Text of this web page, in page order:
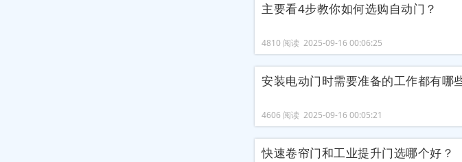
主要看4步教你如何选购自动门？
4810 阅读 2025-09-16 00:06:25
安装电动门时需要准备的工作都有哪
4606 阅读 2025-09-16 00:05:21
快速卷帘门和工业提升门选哪个好？